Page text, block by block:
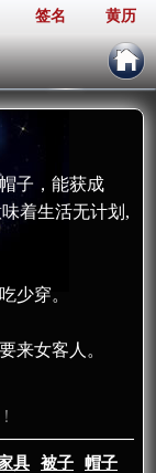
签名 黄历
子，能获成
着生活无计划,
少穿。
来女客人。
具 被子
帽子